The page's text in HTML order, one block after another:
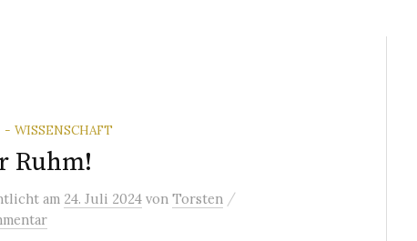
WISSENSCHAFT
Ruhm!
am 24. Juli 2024 von Torsten /